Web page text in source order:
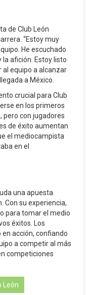
de Club León
“Estoy muy
He escuchado
afición. Estoy listo
al equipo a alcanzar
a México.
crucial para Club
en los primeros
pero con jugadores
de éxito aumentan
el mediocampista
en el
una apuesta
Con su experiencia,
para tomar el medio
éxitos. Los
acción, confiando
a competir al más
competiciones
León